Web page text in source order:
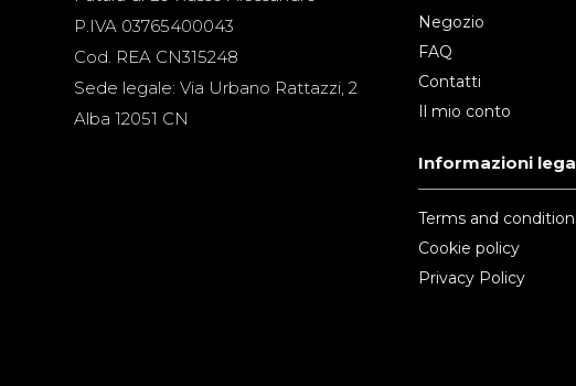
P.IVA 03765400043
Cod. REA CN315248
Sede legale: Via Urbano Rattazzi, 2
Alba 12051 CN
Negozio
FAQ
Contatti
Il mio conto
Informazioni
Terms and
Cookie policy
Privacy Policy